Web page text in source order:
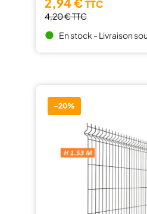
TTC
4,20 €TTC
brightness_1 En stock - Livraison
-20%